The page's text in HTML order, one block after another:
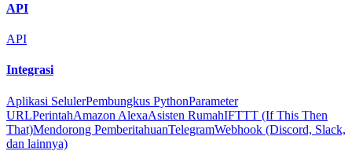
API
API
Integrasi
Aplikasi SelulerPembungkus PythonParameter
URLPerintahAmazon AlexaAsisten RumahIFTTT (If This Then
That)Mendorong PemberitahuanTelegramWebhook (Discord, Slack,
dan lainnya)